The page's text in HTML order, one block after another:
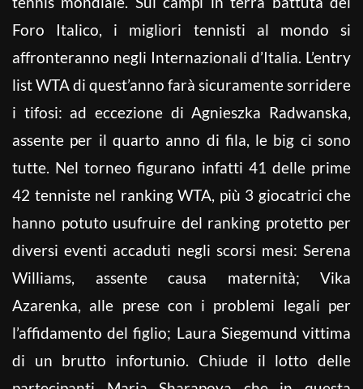
Foro Italico, i migliori tennisti al mondo si
affronteranno negli Internazionali d’Italia. L’entry
list WTA di quest’anno farà sicuramente sorridere
i tifosi: ad eccezione di Agnieszka Radwanska,
assente per il quarto anno di fila, le big ci sono
tutte. Nel torneo figurano infatti 41 delle prime
42 tenniste nel ranking WTA, più 3 giocatrici che
hanno potuto usufruire del ranking protetto per
diversi eventi accaduti negli scorsi mesi: Serena
Williams, assente causa maternità; Vika
Azarenka, alle prese con i problemi legali per
l’affidamento del figlio; Laura Siegemund vittima
di un brutto infortunio. Chiude il lotto delle